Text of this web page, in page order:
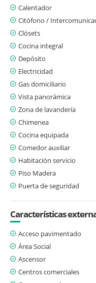
Calentador
Citófono /
Clósets
Cocina integral
Depósito
Electricidad
Gas domiciliario
Vista panorámica
Zona de lavandería
Chimenea
Cocina equipada
Comedor auxiliar
Habitación servicio
Piso Madera
Puerta de seguridad
Características
Acceso pavimentado
Área Social
Ascensor
Centros comerciales